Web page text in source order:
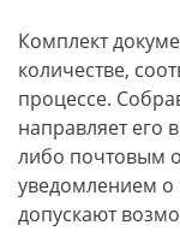
Комплект
количестве,
процессе.
направляет его
либо почтовым
уведомлением о
допускают